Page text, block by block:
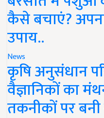
कैसे बचाएं?
उपाय..
News
कृषि अनुसंधान
वैज्ञानिकों का
तकनीकों पर